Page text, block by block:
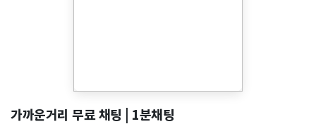
가까운거리 무료 채팅 | 1분채팅